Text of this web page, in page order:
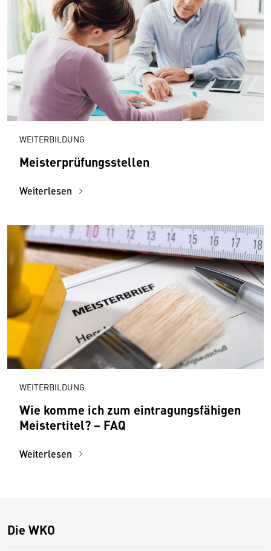
WEITERBILDUNG
Meisterprüfungsstellen
Weiterlesen
WEITERBILDUNG
Wie komme ich zum eintragungsfähigen
Meistertitel? − FAQ
Weiterlesen
Die WKO